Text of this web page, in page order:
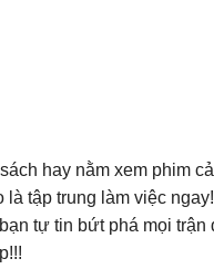
hay nằm xem phim
là tập trung làm việc ngay!
tự tin bứt phá mọi trận